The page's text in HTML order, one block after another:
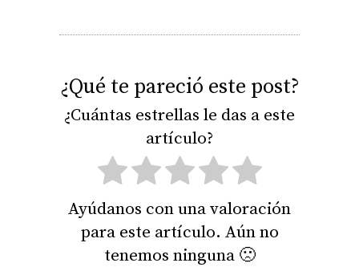
¿Qué te pareció este post?
¿Cuántas estrellas le das a este
artículo?
Ayúdanos con una valoración
para este artículo. Aún no
tenemos ninguna 🙁